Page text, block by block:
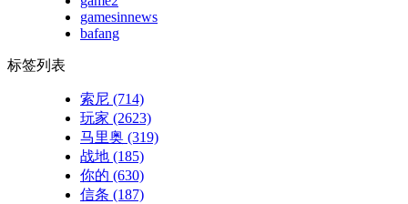
gamesinnews
bafang
标签列表
索尼 (714)
玩家 (2623)
马里奥 (319)
战地 (185)
你的 (630)
信条 (187)